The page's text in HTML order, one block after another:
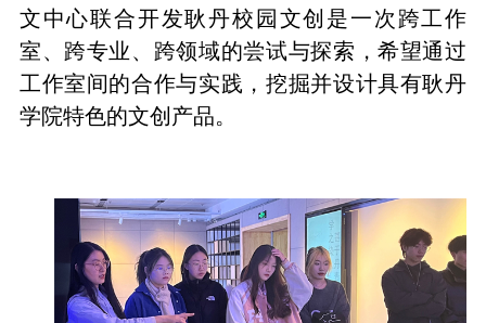
文中心联合开发耿丹校园文创是一次跨工作
室、跨专业、跨领域的尝试与探索，希望通过
工作室间的合作与实践，挖掘并设计具有耿丹
学院特色的文创产品。